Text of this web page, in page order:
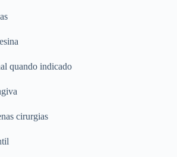
quando indicado
cirurgias